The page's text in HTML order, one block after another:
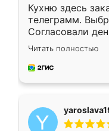
Кухню здесь
телеграмм.
Согласовали
недели кухня
довольны
мебель за
Читать полностью